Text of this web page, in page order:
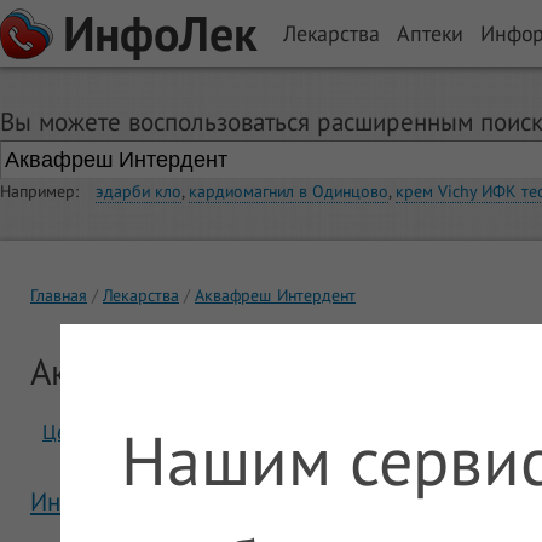
ИнфоЛек Лекарства Аптеки
Вы можете воспользоваться расширенным
Например: эдарби кло, кардиомагнил в Одинцово, крем Vichy ИФК
Главная Лекарства Аквафреш Интердент
Аквафреш Интердент
Цены Отзывы
Инструкция Аквафреш Интердент
Нашим